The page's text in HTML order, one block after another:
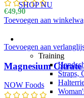
SHOP NU
Training
Straps,
€49,90
Toevoegen aan
Toevoegen aan
Magnesium Citrate
NOW Foods